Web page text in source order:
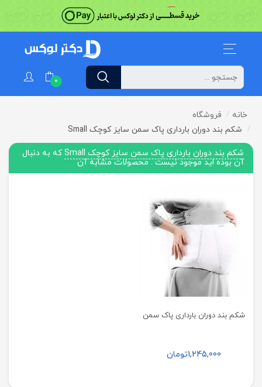
0
خانه
فروشگاه
شكم بند دوران بارداری پاک سمن سایز کوچک Small
شكم بند دوران بارداری پاک سمن سایز کوچک Small
که به دنبال
آن بوده اید موجود نیست . محصولات مشابه آن
شکم بند دوران بارداری پاک سمن
1,245,000تومان